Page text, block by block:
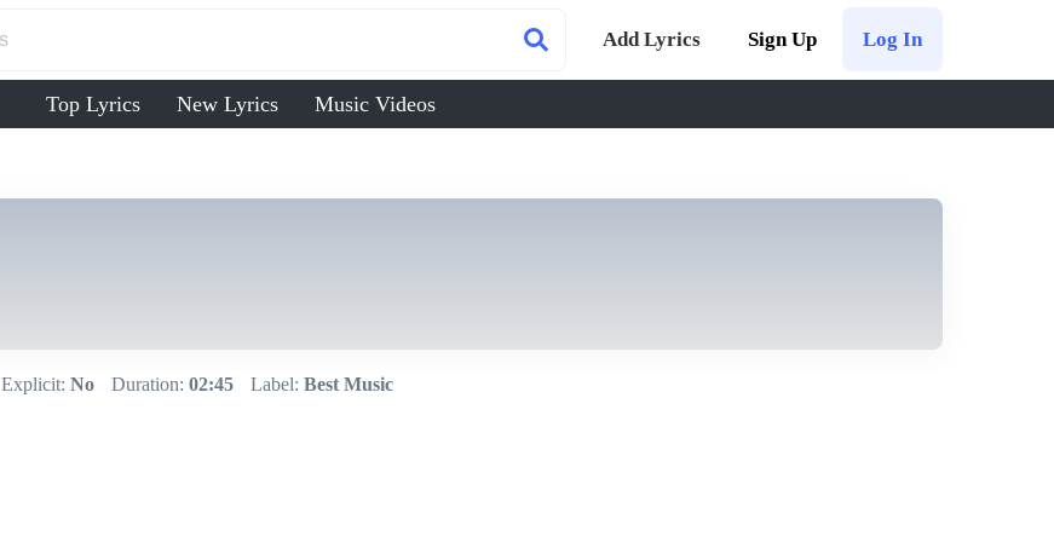
Add Lyrics Sign Up Log In
Top Lyrics New Lyrics Music Videos
Explicit: No Duration: 02:45 Label: Best Music